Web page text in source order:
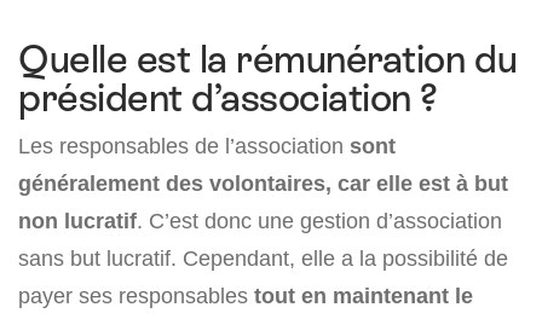
Quelle est la rémunération du
président d’association ?
Les responsables de l’association sont
généralement des volontaires, car elle est à but
non lucratif. C’est donc une gestion d’association
sans but lucratif. Cependant, elle a la possibilité de
payer ses responsables tout en maintenant le